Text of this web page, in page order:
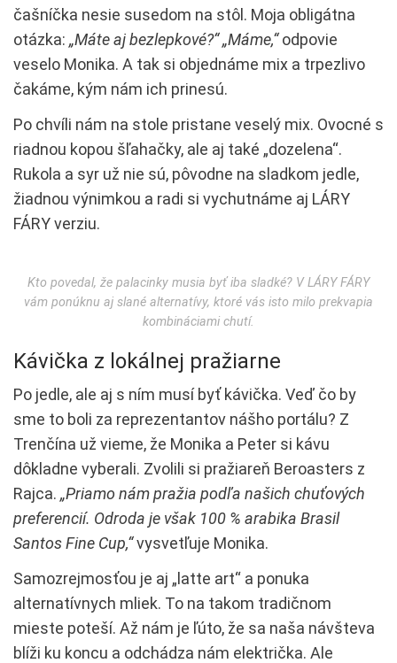
čašníčka nesie susedom na stôl. Moja obligátna
otázka: „Máte aj bezlepkové?“ „Máme,“odpovie
veselo Monika. A tak si objednáme mix a trpezlivo
čakáme, kým nám ich prinesú.
Po chvíli nám na stole pristane veselý mix. Ovocné s
riadnou kopou šľahačky, ale aj také „dozelena“.
Rukola a syr už nie sú, pôvodne na sladkom jedle,
žiadnou výnimkou a radi si vychutnáme aj LÁRY
FÁRY verziu.
Kto povedal, že palacinky musia byť iba sladké? V LÁRY FÁRY
vám ponúknu aj slané alternatívy, ktoré vás isto milo prekvapia
kombináciami chutí.
Kávička z lokálnej pražiarne
Po jedle, ale aj s ním musí byť kávička. Veď čo by
sme to boli za reprezentantov nášho portálu? Z
Trenčína už vieme, že Monika a Peter si kávu
dôkladne vyberali. Zvolili si pražiareň Beroasters z
Rajca. „Priamo nám pražia podľa našich chuťových
preferencií. Odroda je však 100 % arabika Brasil
Santos Fine Cup,“vysvetľuje Monika.
Samozrejmosťou je aj „latte art“ a ponuka
alternatívnych mliek. To na takom tradičnom
mieste poteší. Až nám je ľúto, že sa naša návšteva
blíži ku koncu a odchádza nám električka. Ale